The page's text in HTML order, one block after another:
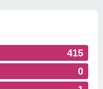
415
0